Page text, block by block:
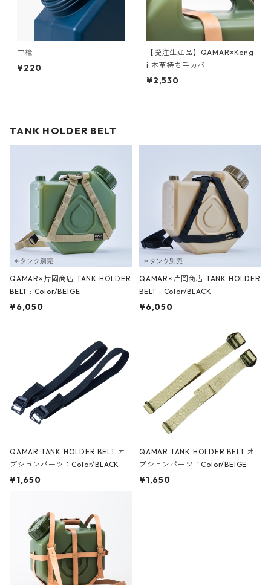
中栓
¥220
【受注生産品】QAMAR×Keng
i 本革持ち手カバー
¥2,530
TANK HOLDER BELT
QAMAR×片岡商店 TANK HOLDER
BELT : Color/BEIGE
¥6,050
QAMAR×片岡商店 TANK HOLDER
BELT : Color/BLACK
¥6,050
QAMAR TANK HOLDER BELT オ
プションパーツ：Color/BLACK
¥1,650
QAMAR TANK HOLDER BELT オ
プションパーツ：Color/BEIGE
¥1,650